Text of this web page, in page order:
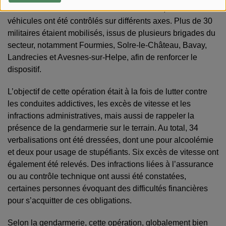
vendredi 29 mai en soirée.Entre 18h et 20h, environ 200
véhicules ont été contrôlés sur différents axes. Plus de 30
militaires étaient mobilisés, issus de plusieurs brigades du
secteur, notamment Fourmies, Solre-le-Château, Bavay,
Landrecies et Avesnes-sur-Helpe, afin de renforcer le
dispositif.
L’objectif de cette opération était à la fois de lutter contre
les conduites addictives, les excès de vitesse et les
infractions administratives, mais aussi de rappeler la
présence de la gendarmerie sur le terrain. Au total, 34
verbalisations ont été dressées, dont une pour alcoolémie
et deux pour usage de stupéfiants. Six excès de vitesse ont
également été relevés. Des infractions liées à l’assurance
ou au contrôle technique ont aussi été constatées,
certaines personnes évoquant des difficultés financières
pour s’acquitter de ces obligations.
Selon la gendarmerie, cette opération, globalement bien